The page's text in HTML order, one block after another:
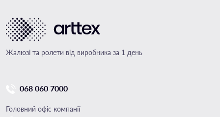
Жалюзі та ролети від виробника за 1 день
068 060 7000
Головний офіс компанії